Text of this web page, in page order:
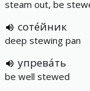
steam out, be
соте́йник
deep stewing pan
упрева́ть
be well stewed